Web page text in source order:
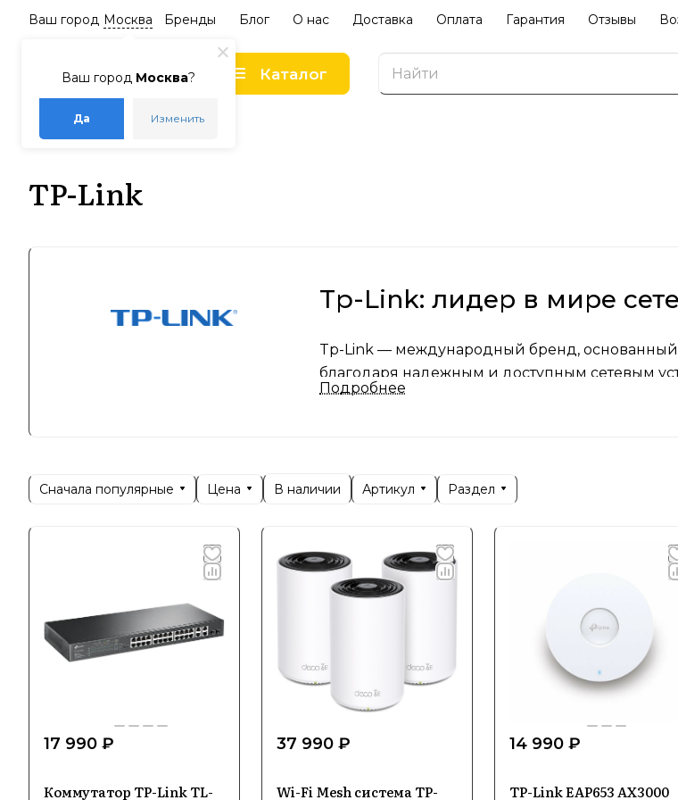
Ваш город Москва?
Да Изменить
Ваш город Москва Бренды Блог О нас Доставка Оплата Гарантия Отзывы
Каталог
Главная – Бренды
TP-Link
Tp-Link: лидер в мире
Tp-Link — международный бренд, основанный
благодаря надежным и доступным сетевым
интернет доступным для каждого, предлагая
лидирующие позиции на рынке сетевого
Специализация и
В каталоге Tp-Link представлены
оборудование для организации
так и профессиональные решения для
Уникальность бренда заключается в
высокую скорость передачи данных и
инновационные разработки и постоянное
Подробнее
Сначала популярные Цена В наличии Артикул Раздел
17 990 ₽
Коммутатор TP-Link TL-
37 990 ₽
Wi-Fi Mesh система TP-
14 990 ₽
TP-Link EAP653 AX3000